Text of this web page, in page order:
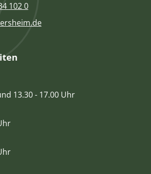
102 0
13.30 - 17.00 Uhr